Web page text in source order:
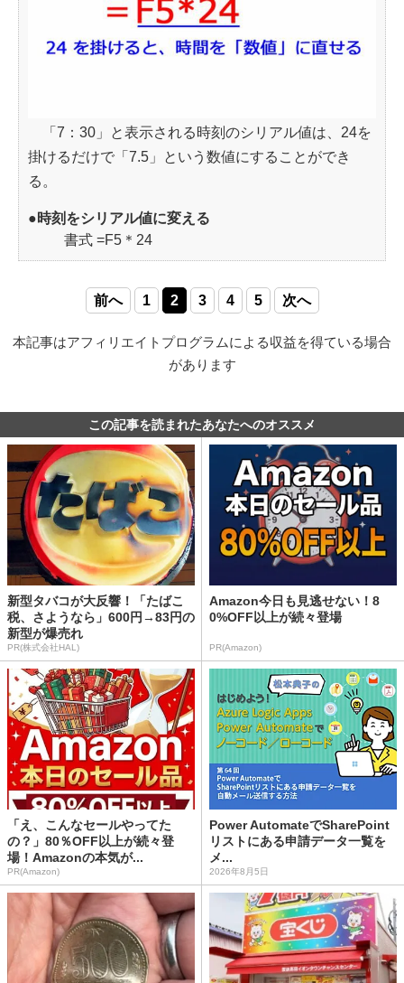
「7：30」と表示される時刻のシリアル値は、24を
掛けるだけで「7.5」という数値にすることができ
る。
●時刻をシリアル値に変える
書式 =F5＊24
前へ 1 2 3 4 5 次へ
本記事はアフィリエイトプログラムによる収益を得ている場合
があります
この記事を読まれたあなたへのオススメ
新型タバコが大反響！「たばこ
税、さようなら」600円→83円の
新型が爆売れ
PR(株式会社HAL)
Amazon今日も見逃せない！8
0%OFF以上が続々登場
PR(Amazon)
「え、こんなセールやってた
の？」80％OFF以上が続々登
場！Amazonの本気が...
PR(Amazon)
Power AutomateでSharePoint
リストにある申請データ一覧を
メ...
2026年8月5日